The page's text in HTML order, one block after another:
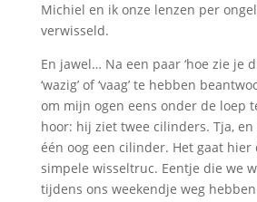
Michiel en ik onze lenzen per
verwisseld.
En jawel… Na een paar ‘hoe zie je
‘wazig’ of ‘vaag’ te hebben
om mijn ogen eens onder de loep
hoor: hij ziet twee cilinders. Tja,
één oog een cilinder. Het gaat hier
simpele wisseltruc. Eentje die we
tijdens ons weekendje weg